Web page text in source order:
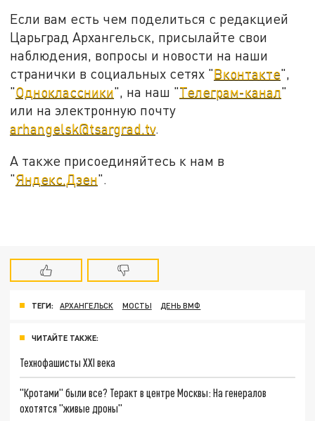
Если вам есть чем поделиться с редакцией
Царьград Архангельск, присылайте свои
наблюдения, вопросы и новости на наши
странички в социальных сетях "Вконтакте",
"Одноклассники", на наш "Телеграм-канал"
или на электронную почту
arhangelsk@tsargrad.tv.
А также присоединяйтесь к нам в
"Яндекс.Дзен".
ТЕГИ: АРХАНГЕЛЬСК МОСТЫ ДЕНЬ ВМФ
ЧИТАЙТЕ ТАКЖЕ:
Технофашисты XXI века
"Кротами" были все? Теракт в центре Москвы: На генералов
охотятся "живые дроны"